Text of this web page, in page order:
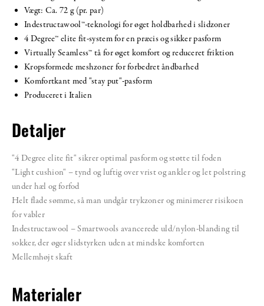
Vægt: Ca. 72 g (pr. par)
Indestructawool™-teknologi for øget holdbarhed i slidzoner
4 Degree™ elite fit-system for en præcis og sikker pasform
Virtually Seamless™ tå for øget komfort og reduceret friktion
Kropsformede meshzoner for forbedret åndbarhed
Komfortkant med "stay put"-pasform
Produceret i Italien
Detaljer
"4 Degree elite fit" sikrer optimal pasform og støtte til foden
"Light cushion" – tynd og luftig over vrist og ankler og let polstring
under hæl og forfod
Helt flade sømme, så man undgår trykzoner og minimerer risikoen
for vabler
Indestructawool – Smartwools avancerede uld/nylon-blanding til
sokker, der øger slidstyrken uden at mindske komforten
Mellemhøjt skaft
Materialer